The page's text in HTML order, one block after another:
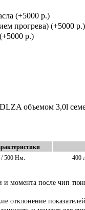
(+5000 р.)
прогрева) (+5000 р.)
р.)
объемом 3,0l
/ 500 Нм. 400
и момента после чип
отклонение